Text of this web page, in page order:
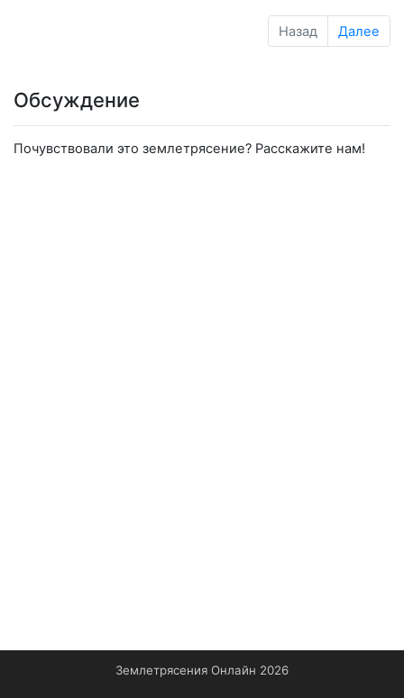
Назад Далее
Обсуждение
Почувствовали это землетрясение? Расскажите нам!
Землетрясения Онлайн 2026